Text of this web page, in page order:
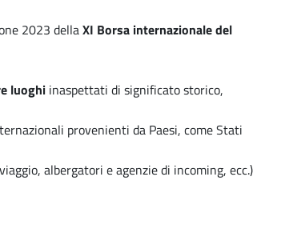
2023 dellaXI Borsa internazionale del
luoghi inaspettati di significato storico,
provenienti da Paesi, come Stati
albergatori e agenzie di incoming, ecc.)